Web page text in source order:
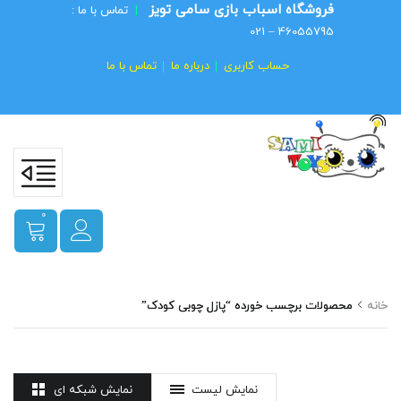
فروشگاه اسباب بازی سامی تویز | تماس با ما :
46055795 – 021
حساب کاربری درباره ما تماس با ما
0
خانه محصولات برچسب خورده “پازل چوبی کودک”
نمایش شبکه ای نمایش لیست